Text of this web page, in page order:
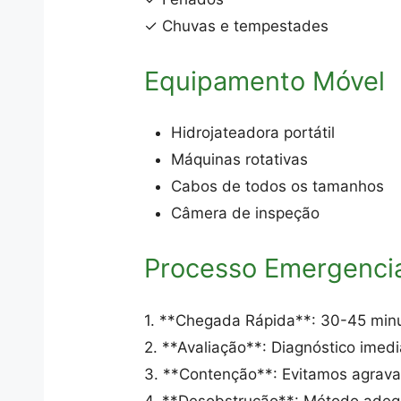
✓ Chuvas e tempestades
Equipamento Móvel
Hidrojateadora portátil
Máquinas rotativas
Cabos de todos os tamanhos
Câmera de inspeção
Processo
1. **Chegada Rápida**: 30-45
2. **Avaliação**: Diagnóstico
3. **Contenção**: Evitamos